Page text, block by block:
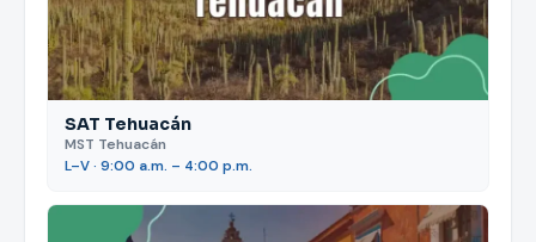
SAT Tehuacán
MST Tehuacán
L–V · 9:00 a.m. – 4:00 p.m.